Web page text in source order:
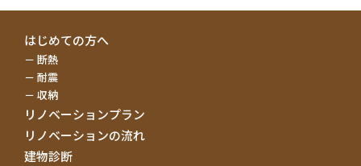
はじめての方へ
断熱
耐震
収納
リノベーションプラン
リノベーションの流れ
建物診断